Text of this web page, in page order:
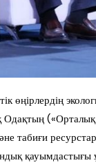
өңірлердің
табиғи